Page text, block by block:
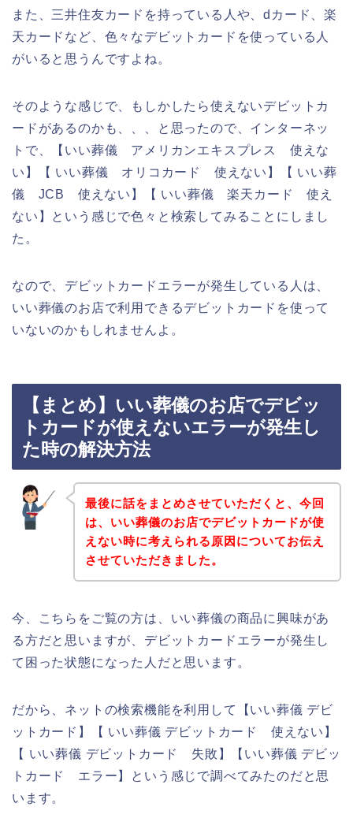
また、三井住友カードを持っている人や、dカード、楽
天カードなど、色々なデビットカードを使っている人
がいると思うんですよね。
そのような感じで、もしかしたら使えないデビットカ
ードがあるのかも、、、と思ったので、インターネッ
トで、【いい葬儀 アメリカンエキスプレス 使えな
い】【 いい葬儀 オリコカード 使えない】【 いい葬
儀 JCB 使えない】【 いい葬儀 楽天カード 使え
ない】という感じで色々と検索してみることにしまし
た。
なので、デビットカードエラーが発生している人は、
いい葬儀のお店で利用できるデビットカードを使って
いないのかもしれませんよ。
【まとめ】いい葬儀のお店でデビッ
トカードが使えないエラーが発生し
た時の解決方法
最後に話をまとめさせていただくと、今回
は、いい葬儀のお店でデビットカードが使
えない時に考えられる原因についてお伝え
させていただきました。
今、こちらをご覧の方は、いい葬儀の商品に興味があ
る方だと思いますが、デビットカードエラーが発生し
て困った状態になった人だと思います。
だから、ネットの検索機能を利用して【いい葬儀 デビ
ットカード】【 いい葬儀 デビットカード 使えない】
【 いい葬儀 デビットカード 失敗】【いい葬儀 デビッ
トカード エラー】という感じで調べてみたのだと思
います。